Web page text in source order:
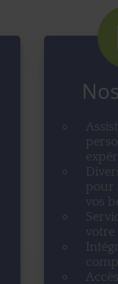
pour
vos
votre